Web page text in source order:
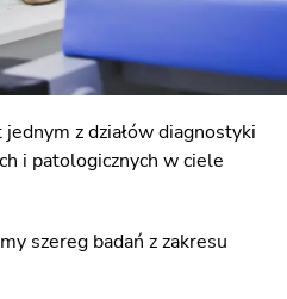
z działów diagnostyki
i patologicznych w ciele
szereg badań z zakresu